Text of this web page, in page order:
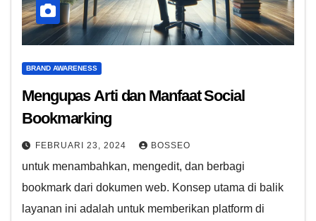
BRAND AWARENESS
Mengupas Arti dan Manfaat Social
Bookmarking
FEBRUARI 23, 2024 BOSSEO
untuk menambahkan, mengedit, dan berbagi
bookmark dari dokumen web. Konsep utama di balik
layanan ini adalah untuk memberikan platform di